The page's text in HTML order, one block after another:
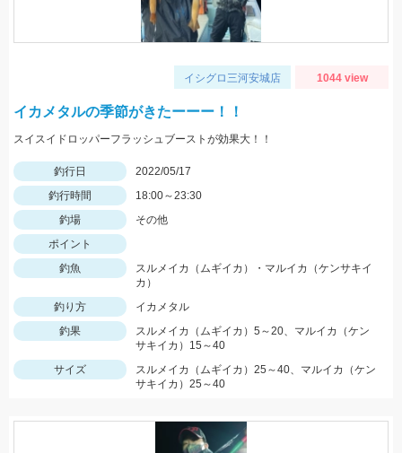
イシグロ三河安城店 1044 view
イカメタルの季節がきたーーー！！
スイスイドロッパーフラッシュブーストが効果大！！
釣行日
2022/05/17
釣行時間
18:00～23:30
釣場
その他
ポイント
釣魚
スルメイカ（ムギイカ）・マルイカ（ケンサキイ
カ）
釣り方
イカメタル
釣果
スルメイカ（ムギイカ）5～20、マルイカ（ケン
サキイカ）15～40
サイズ
スルメイカ（ムギイカ）25～40、マルイカ（ケン
サキイカ）25～40